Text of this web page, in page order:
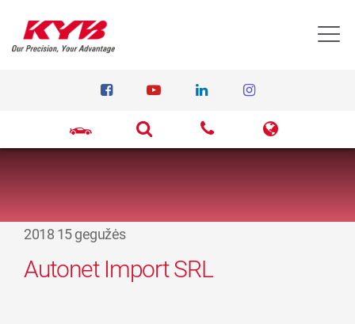
2018 15 gegužės
Autonet Import SRL